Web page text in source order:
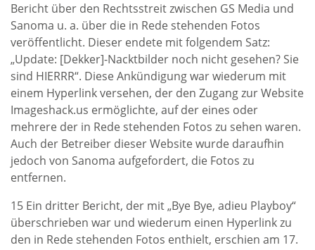
Bericht über den Rechtsstreit zwischen GS Media und
Sanoma u. a. über die in Rede stehenden Fotos
veröffentlicht. Dieser endete mit folgendem Satz:
„Update: [Dekker]-Nacktbilder noch nicht gesehen? Sie
sind HIERRR“. Diese Ankündigung war wiederum mit
einem Hyperlink versehen, der den Zugang zur Website
Imageshack.us ermöglichte, auf der eines oder
mehrere der in Rede stehenden Fotos zu sehen waren.
Auch der Betreiber dieser Website wurde daraufhin
jedoch von Sanoma aufgefordert, die Fotos zu
entfernen.
15 Ein dritter Bericht, der mit „Bye Bye, adieu Playboy“
überschrieben war und wiederum einen Hyperlink zu
den in Rede stehenden Fotos enthielt, erschien am 17.